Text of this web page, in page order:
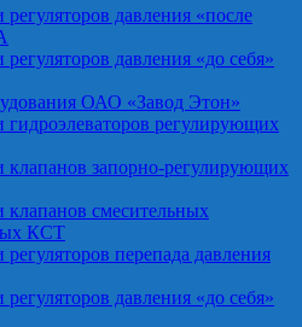
регуляторов давления «после
давления «до себя»
ОАО «Завод Этон»
гидроэлеваторов регулирующих
клапанов запорно-регулирующих
клапанов смесительных
КСТ
перепада давления
давления «до себя»